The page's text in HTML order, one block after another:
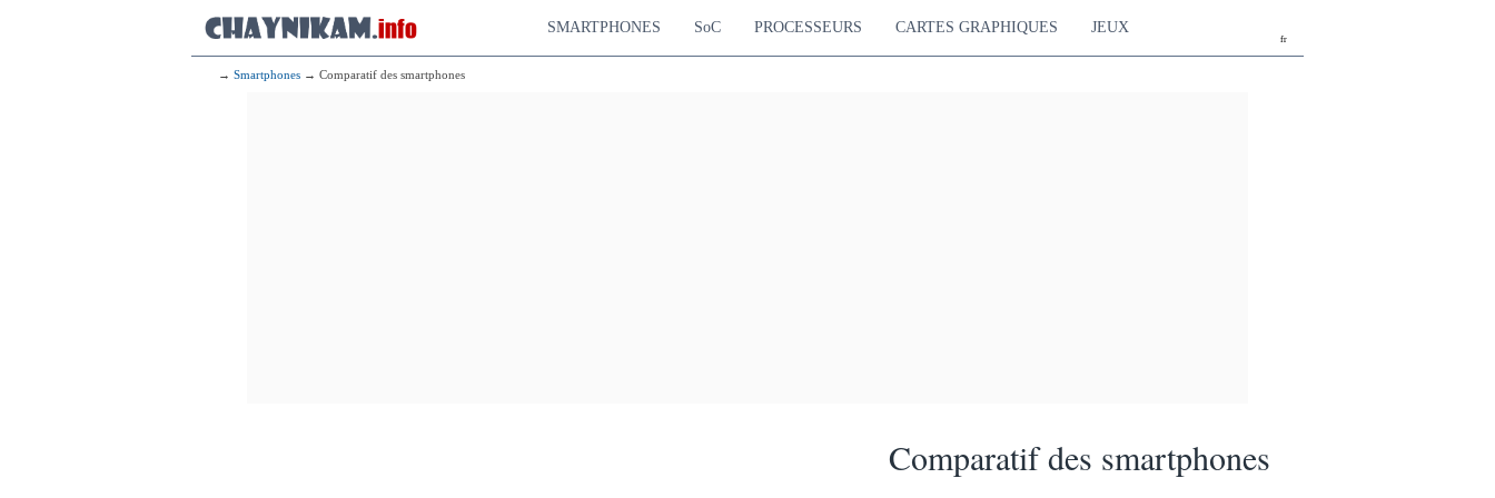
fr
SMARTPHONES SoC PROCESSEURS CARTES GRAPHIQUES JEUX
→ Smartphones → Comparatif des smartphones
Comparatif des smartphones